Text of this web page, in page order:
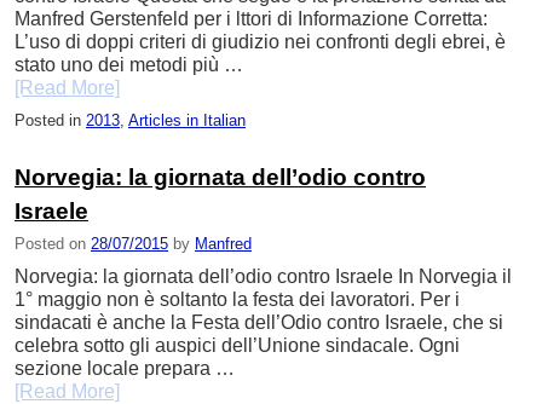
Manfred Gerstenfeld per i lttori di Informazione Corretta:
L’uso di doppi criteri di giudizio nei confronti degli ebrei, è
stato uno dei metodi più …
[Read More]
Posted in 2013 Articles in Italian
Norvegia: la giornata dell’odio contro
Israele
Posted on 28/07/2015 by Manfred
Norvegia: la giornata dell’odio contro Israele In Norvegia il
1° maggio non è soltanto la festa dei lavoratori. Per i
sindacati è anche la Festa dell’Odio contro Israele, che si
celebra sotto gli auspici dell’Unione sindacale. Ogni
sezione locale prepara …
[Read More]